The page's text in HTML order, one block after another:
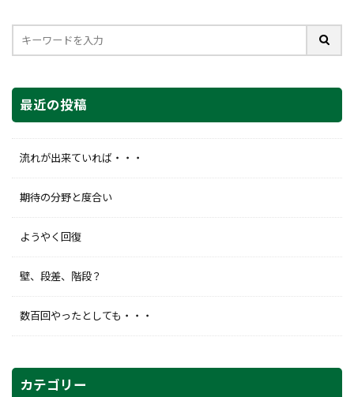
最近の投稿
流れが出来ていれば・・・
期待の分野と度合い
ようやく回復
壁、段差、階段？
数百回やったとしても・・・
カテゴリー